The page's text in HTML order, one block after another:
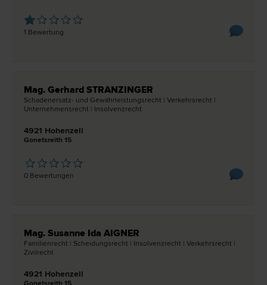
1 Bewertung
Mag. Gerhard STRANZINGER
Schadenersatz- und Gewährleistungs­recht | Verkehrs­recht |
Unternehmens­recht | Insolvenz­recht
4921 Hohenzell
Gonetsreith 15
0 Bewertungen
Mag. Susanne Ida AIGNER
Familien­recht | Scheidungs­recht | Insolvenz­recht | Verkehrs­recht |
Zivil­recht
4921 Hohenzell